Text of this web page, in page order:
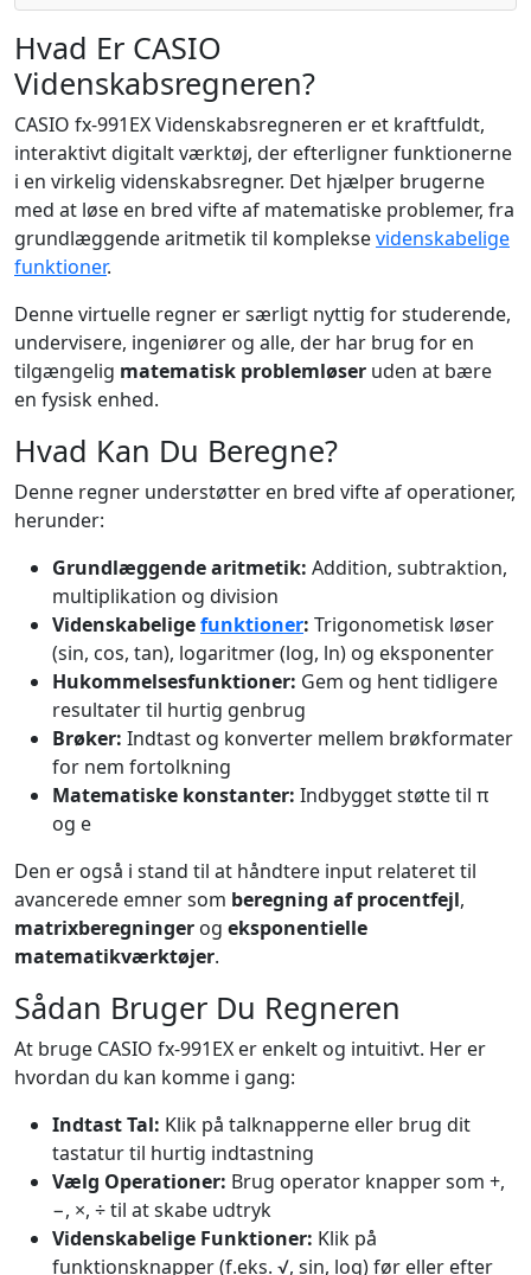
Hvad Er CASIO
Videnskabsregneren?
CASIO fx-991EX Videnskabsregneren er et kraftfuldt,
interaktivt digitalt værktøj, der efterligner funktionerne
i en virkelig videnskabsregner. Det hjælper brugerne
med at løse en bred vifte af matematiske problemer, fra
grundlæggende aritmetik til kompleksevidenskabelige
funktioner.
Denne virtuelle regner er særligt nyttig for studerende,
undervisere, ingeniører og alle, der har brug for en
tilgængelig matematisk problemløser uden at bære
en fysisk enhed.
Hvad Kan Du Beregne?
Denne regner understøtter en bred vifte af operationer,
herunder:
Grundlæggende aritmetik: Addition, subtraktion,
multiplikation og division
Videnskabeligefunktioner: Trigonometisk løser
(sin, cos, tan), logaritmer (log, ln) og eksponenter
Hukommelsesfunktioner: Gem og hent tidligere
resultater til hurtig genbrug
Brøker: Indtast og konverter mellem brøkformater
for nem fortolkning
Matematiske konstanter: Indbygget støtte til π
og e
Den er også i stand til at håndtere input relateret til
avancerede emner som beregning af procentfejl,
matrixberegninger og eksponentielle
matematikværktøjer.
Sådan Bruger Du Regneren
At bruge CASIO fx-991EX er enkelt og intuitivt. Her er
hvordan du kan komme i gang:
Indtast Tal: Klik på talknapperne eller brug dit
tastatur til hurtig indtastning
Vælg Operationer: Brug operator knapper som +,
−, ×, ÷ til at skabe udtryk
Videnskabelige Funktioner: Klik på
funktionsknapper (f.eks. √, sin, log) før eller efter